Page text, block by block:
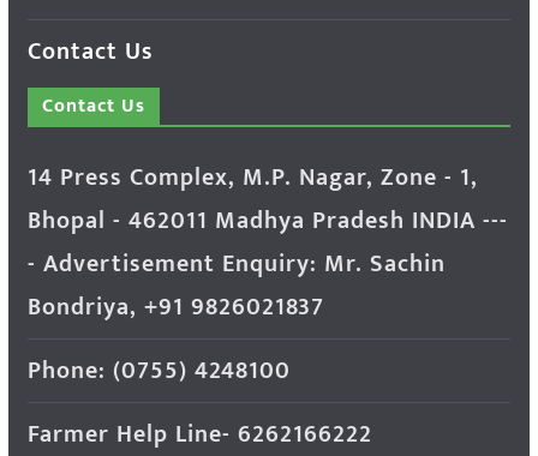
Contact Us
Contact Us
14 Press Complex, M.P. Nagar, Zone - 1,
Bhopal - 462011 Madhya Pradesh INDIA ---
- Advertisement Enquiry: Mr. Sachin
Bondriya, +91 9826021837
Phone: (0755) 4248100
Farmer Help Line- 6262166222